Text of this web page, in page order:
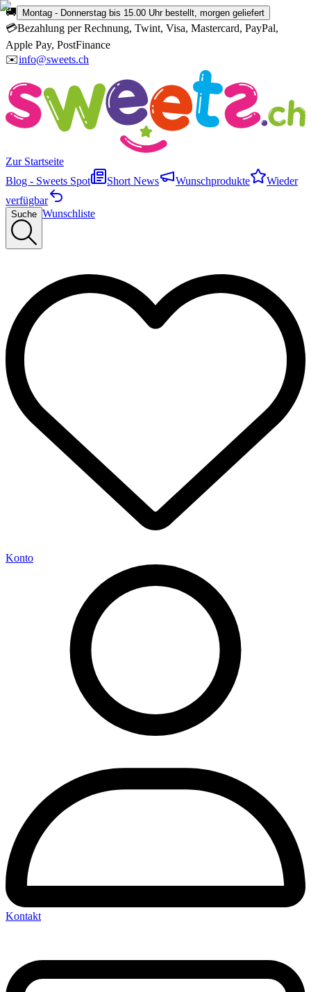
🚚 Montag - Donnerstag bis 15.00 Uhr bestellt, morgen geliefert
💳Bezahlung per Rechnung, Twint, Visa, Mastercard, PayPal,
Apple Pay, PostFinance
✉️info@sweets.ch
Zur Startseite
Blog - Sweets Spot
Short News Wunschprodukte
Wieder
verfügbar
Suche Wunschliste
Konto
Kontakt